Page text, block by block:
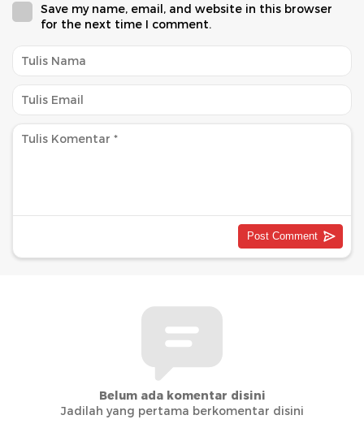
Save my name, email, and website in this browser
for the next time I comment.
Belum ada komentar disini
Jadilah yang pertama berkomentar disini